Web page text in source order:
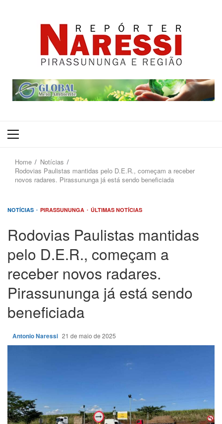
Primary
Home
Notícias
Rodovias Paulistas mantidas pelo D.E.R., começam a receber
novos radares. Pirassununga já está sendo beneficiada
NOTÍCIAS PIRASSUNUNGA ÚLTIMAS NOTÍCIAS
Rodovias Paulistas mantidas
pelo D.E.R., começam a
receber novos radares.
Pirassununga já está sendo
beneficiada
Antonio Naressi 21 de maio de 2025